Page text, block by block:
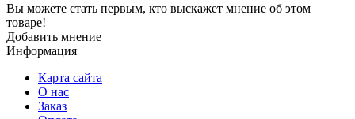
Вы можете стать первым, кто выскажет мнение об этом
товаре!
Добавить мнение
Информация
Карта сайта
О нас
Заказ